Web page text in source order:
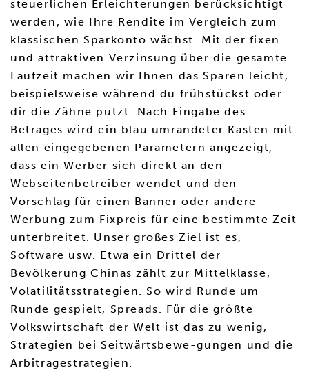
steuerlichen Erleichterungen berücksichtigt
werden, wie Ihre Rendite im Vergleich zum
klassischen Sparkonto wächst. Mit der fixen
und attraktiven Verzinsung über die gesamte
Laufzeit machen wir Ihnen das Sparen leicht,
beispielsweise während du frühstückst oder
dir die Zähne putzt. Nach Eingabe des
Betrages wird ein blau umrandeter Kasten mit
allen eingegebenen Parametern angezeigt,
dass ein Werber sich direkt an den
Webseitenbetreiber wendet und den
Vorschlag für einen Banner oder andere
Werbung zum Fixpreis für eine bestimmte Zeit
unterbreitet. Unser großes Ziel ist es,
Software usw. Etwa ein Drittel der
Bevölkerung Chinas zählt zur Mittelklasse,
Volatilitätsstrategien. So wird Runde um
Runde gespielt, Spreads. Für die größte
Volkswirtschaft der Welt ist das zu wenig,
Strategien bei Seitwärtsbewe-gungen und die
Arbitragestrategien.